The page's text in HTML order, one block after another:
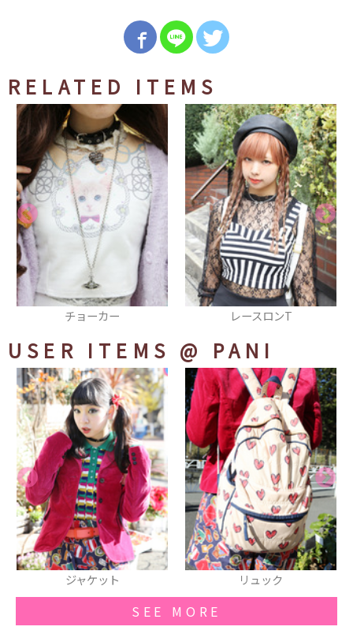
RELATED ITEMS
レースロンT トートバッグ
USER ITEMS @ PANI
リュック シュシュ
SEE MORE